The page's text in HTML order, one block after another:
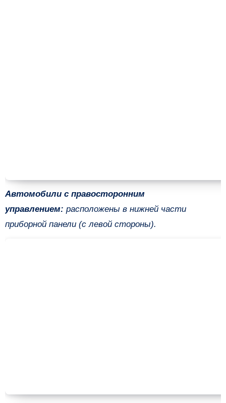
Автомобили с правосторонним
управлением: расположены в нижней части
приборной панели (с левой стороны).